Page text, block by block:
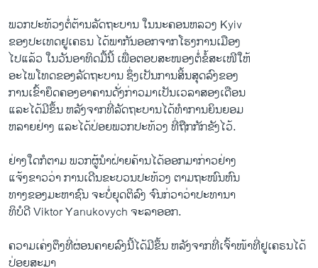
ພາສາຕ່າງໆ
ພວກ​ປະ​ທ້ວງ​ຕໍ່ຕ້ານ​ລັດຖະບານ ​ໃນ​ນະຄອນຫລວງ Kyiv
ຂອງ​ປະ​ເທດ​ຢູ​ເຄຣນ ​ໄດ້ພາກັນ​ອອກ​ຈາກ​ໂຮງການ​ເມືອງ​
ໄປແລ້ວ ​ໃນວັນອາທິດມື້ນີ້ ເພື່ອ​ຕອບ​ສະໜອງ​ຕໍ່​ຂໍ້​ສະ​ເໜີ​ໃຫ້
ອະ​ໄພ​ໂທດ​ຂອງ​ລັດຖະບານ ຊຶ່ງ​ເປັນ​ການ​ສິ້ນສຸດ​ລົງ​ຂອງ​
ການ​ເຂົ້າ​ຍຶດຄອງ​ອາຄານ​ດັ່ງກ່າວມາ​ເປັນ​ເວລາ​ສອງ​ເດືອນ
​ແລະ​ໄດ້​ມີ​ຂຶ້ນ ຫລັງ​ຈາກ​ທີ່​ລັດຖະບານ​ໄດ້​ທໍາ​ການຍິນ​ຍອມ
​ຫລາຍ​ຢ່າງ ​ແລະ​ໄດ້​ປ່ອຍ​ພວກ​ປະ​ທ້ວງ ທີ່​ຖືກ​ກັກ​ຂັງ​ໄວ້.
ຢ່າງ​ໃດ​ກໍ​ຕາມ ພວກ​ຜູ້​ນໍາ​ຝ່າຍ​ຄ້ານ​ໄດ້​ອອກ​ມາ​ກ່າວ​ຢ່າງ
​ແຈ້ງ​ຂາວ​ວ່າ ການ​ເດີນ​ຂະບວນປະ​ທ້ວງ​ ຕາມ​ຖະໜົນ​ຫົນ
ທາງ​ຂອງ​ມ​ະຫາ​ຊົນ ຈະ​ບໍ່ຍຸດຕິ​ລົງ ຈົນ​ກ່ວາ​ວ່າ​ປະທານາ
ທິບໍດີ Viktor Yanukovych ຈະລາ​ອອກ.
ຄວາມ​ເຄ່ງ​ຕຶງ​ທີ່​ຜ່ອນຄາຍ​ລົງ​ນີ້​ໄດ້​ມີ​ຂຶ້ນ ຫລັງ​ຈາກ​ທີ່​ເຈົ້າ​ໜ້າ​ທີ່ຢູ​ເຄຣນ​ໄດ້
ປ່ອຍສະມາ